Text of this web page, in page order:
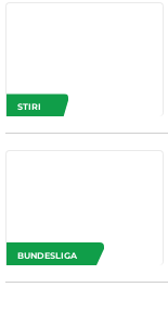
STIRI
BUNDESLIGA